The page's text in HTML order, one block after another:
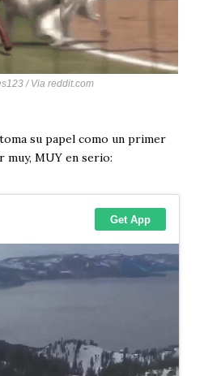
/ Via reddit.com
su papel como un primer
muy, MUY en serio: